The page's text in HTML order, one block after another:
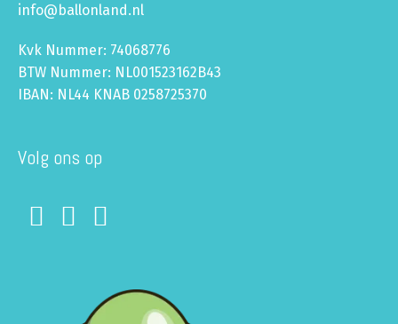
info@ballonland.nl
Kvk Nummer: 74068776
BTW Nummer: NL001523162B43
IBAN: NL44 KNAB 0258725370
Volg ons op